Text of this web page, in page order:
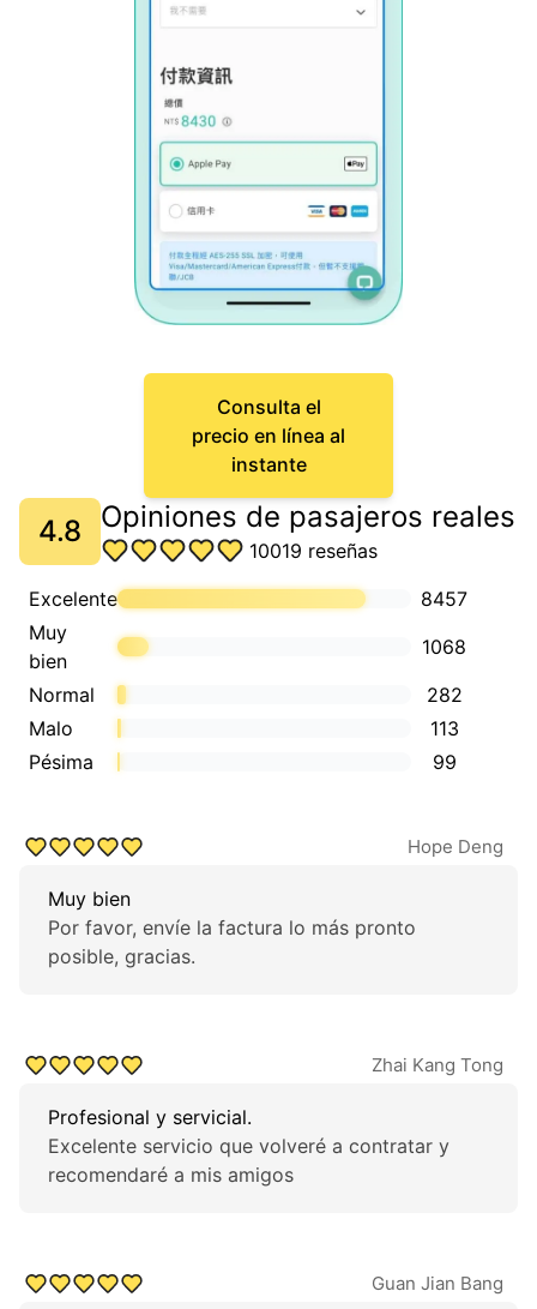
Consulta el
precio en línea al
instante
4.8 Opiniones de pasajeros reales
10019 reseñas
Excelente
8457
Muy
bien
1068
Normal
282
Malo
113
Pésima
99
Hope Deng
Muy bien
Por favor, envíe la factura lo más pronto
posible, gracias.
Zhai Kang Tong
Profesional y servicial.
Excelente servicio que volveré a contratar y
recomendaré a mis amigos
Guan Jian Bang